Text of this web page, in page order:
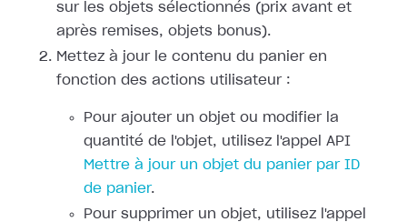
sur les objets sélectionnés (prix avant et
après remises, objets bonus).
Mettez à jour le contenu du panier en
fonction des actions utilisateur :
Pour ajouter un objet ou modifier la
quantité de l'objet, utilisez l'appel API
Mettre à jour un objet du panier par ID
de panier.
Pour supprimer un objet, utilisez l'appel